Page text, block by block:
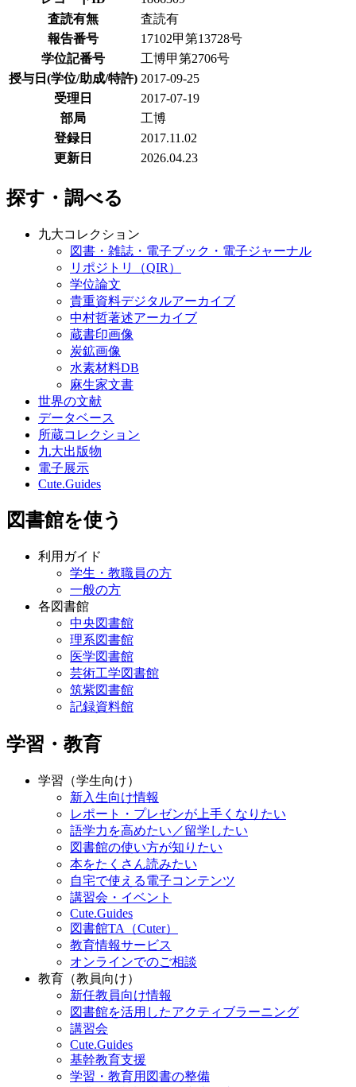
査読有無
査読有
報告番号
17102甲第13728号
学位記番号
工博甲第2706号
授与日(学位/助成/特許) 2017-09-25
受理日
2017-07-19
部局
工博
登録日
2017.11.02
更新日
2026.04.23
探す・調べる
九大コレクション
図書・雑誌・電子ブック・電子ジャーナル
リポジトリ（QIR）
学位論文
貴重資料デジタルアーカイブ
中村哲著述アーカイブ
蔵書印画像
炭鉱画像
水素材料DB
麻生家文書
世界の文献
データベース
所蔵コレクション
九大出版物
電子展示
Cute.Guides
図書館を使う
利用ガイド
学生・教職員の方
一般の方
各図書館
中央図書館
理系図書館
医学図書館
芸術工学図書館
筑紫図書館
記録資料館
学習・教育
学習（学生向け）
新入生向け情報
レポート・プレゼンが上手くなりたい
語学力を高めたい／留学したい
図書館の使い方が知りたい
本をたくさん読みたい
自宅で使える電子コンテンツ
講習会・イベント
Cute.Guides
図書館TA（Cuter）
教育情報サービス
オンラインでのご相談
教育（教員向け）
新任教員向け情報
図書館を活用したアクティブラーニング
講習会
Cute.Guides
基幹教育支援
学習・教育用図書の整備